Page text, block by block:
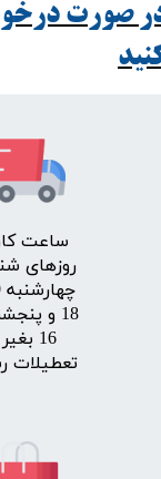
صورت
​ساعت
روزهای
18 و
16
تعطیلات